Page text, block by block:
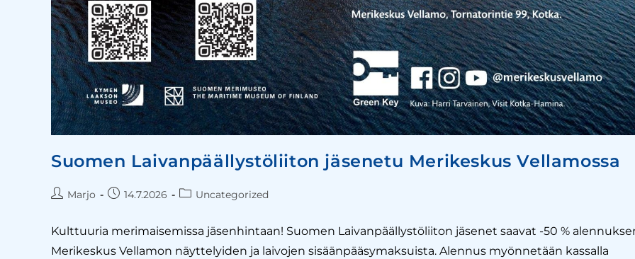
Suomen Laivanpäällystöliiton jäsenetu Merikeskus Vellamossa
Marjo 14.7.2026 Uncategorized
Kulttuuria merimaisemissa jäsenhintaan! Suomen Laivanpäällystöliiton jäsenet saavat -50 %
Merikeskus Vellamon näyttelyiden ja laivojen sisäänpääsymaksuista. Alennus myönnetään kassalla